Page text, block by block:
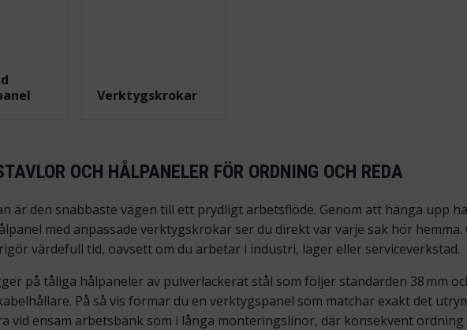
Verktygskrokar
OCH HÅLPANELER FÖR ORDNING OCH REDA
är den snabbaste vägen till ett prydligt arbetsflöde. Genom att hänga upp
med anpassade verktygskrokar ser du direkt var varje sak hör
värdefull tid, oavsett om du arbetar i industri, lager eller serviceverkstad.
på tåliga hålpaneler av pulverlackerat stål som följer standarden 38 mm
På så vis formar du en verktygspanel som matchar exakt det
vid ensam arbetsbänk som i långa monteringslinor, där konsekvent